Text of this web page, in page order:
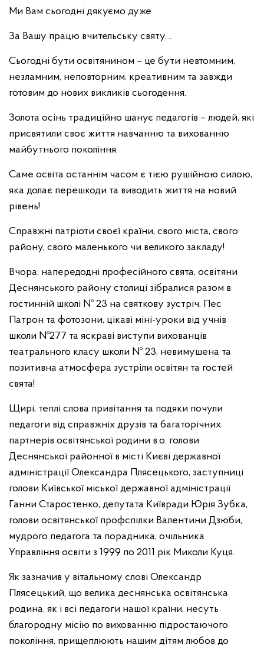
Ми Вам сьогодні дякуємо дуже
За Вашу працю вчительську святу…
Сьогодні бути освітянином – це бути невтомним,
незламним, неповторним, креативним та завжди
готовим до нових викликів сьогодення.
Золота осінь традиційно шанує педагогів – людей, які
присвятили своє життя навчанню та вихованню
майбутнього покоління.
Саме освіта останнім часом є тією рушійною силою,
яка долає перешкоди та виводить життя на новий
рівень!
Справжні патріоти своєї країни, свого міста, свого
району, свого маленького чи великого закладу!
Вчора, напередодні професійного свята, освітяни
Деснянського району столиці зібралися разом в
гостинній школі № 23 на святкову зустріч. Пес
Патрон та фотозони, цікаві міні-уроки від учнів
школи №277 та яскраві виступи вихованців
театрального класу школи № 23, невимушена та
позитивна атмосфера зустріли освітян та гостей
свята!
Щирі, теплі слова привітання та подяки почули
педагоги від справжніх друзів та багаторічних
партнерів освітянської родини в.о. голови
Деснянської районної в місті Києві державної
адміністрації Олександра Плясецького, заступниці
голови Київської міської державної адміністрації
Ганни Старостенко, депутата Київради Юрія Зубка,
голови освітянської профспілки Валентини Дзюби,
мудрого педагога та порадника, очільника
Управління освіти з 1999 по 2011 рік Миколи Куця.
Як зазначив у вітальному слові Олександр
Плясецький, що велика деснянська освітянська
родина, як і всі педагоги нашої країни, несуть
благородну місію по вихованню підростаючого
покоління, прищеплюють нашим дітям любов до